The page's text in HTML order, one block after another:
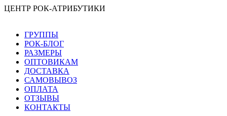
ЦЕНТР РОК-АТРИБУТИКИ
ГРУППЫ
РОК-БЛОГ
РАЗМЕРЫ
ОПТОВИКАМ
ДОСТАВКА
САМОВЫВОЗ
ОПЛАТА
ОТЗЫВЫ
КОНТАКТЫ